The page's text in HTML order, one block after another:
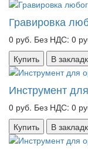
Гравировка
0 руб. Без НДС: 0
Купить
В
Инструмент
0 руб. Без НДС: 0
Купить
В